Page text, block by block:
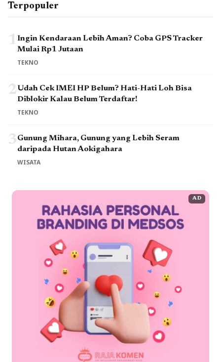
Terpopuler
1Ingin Kendaraan Lebih Aman? Coba GPS Tracker
Mulai Rp1 Jutaan
TEKNO
2Udah Cek IMEI HP Belum? Hati-Hati Loh Bisa
Diblokir Kalau Belum Terdaftar!
TEKNO
3Gunung Mihara, Gunung yang Lebih Seram
daripada Hutan Aokigahara
WISATA
AD